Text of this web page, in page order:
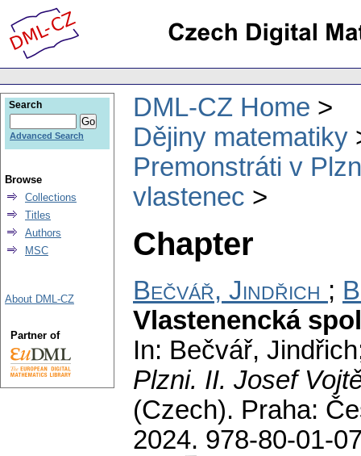
DML-CZ Home
Dějiny matematiky
Premonstráti v
vlastenec
Chapter
Bečvář, Jindřich ;
Vlastenencká
In: Bečvář,
Plzni. II. Josef
(Czech). Praha:
2024. 978-80-01-
Search
Advanced Search
Browse
Collections
Titles
Authors
MSC
About DML-CZ
Partner of